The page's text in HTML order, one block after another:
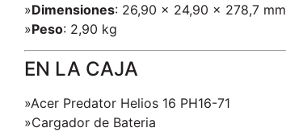
»Dimensiones: 26,90 x 24,90 x 278,7 mm
»Peso: 2,90 kg
EN LA CAJA
»Acer Predator Helios 16 PH16-71
»Cargador de Bateria